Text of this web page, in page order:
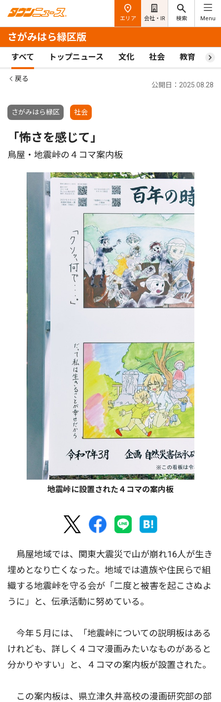
エリア 会社・IR 検索 Menu
さがみはら緑区版
すべて トップニュース 文化 社会 教育 ス
戻る
さがみはら緑区 社会
公開日：2025.08.28
「怖さを感じて」
鳥屋・地震峠の４コマ案内板
地震峠に設置された４コマの案内板
鳥屋地域では、関東大震災で山が崩れ16人が生き
埋めとなり亡くなった。地域では遺族や住民らで組
織する地震峠を守る会が「二度と被害を起こさぬよ
うに」と、伝承活動に努めている。
今年５月には、「地震峠についての説明板はある
けれども、詳しく４コマ漫画みたいなものがあると
分かりやすい」と、４コマの案内板が設置された。
この案内板は、県立津久井高校の漫画研究部の部